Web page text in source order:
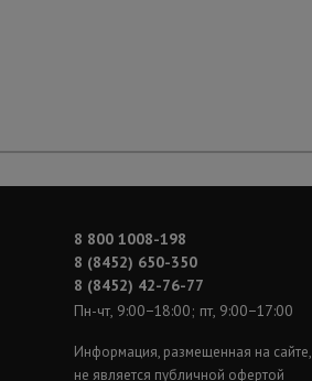
8 800 1008-198
8 (8452) 650-350
8 (8452) 42-76-77
Пн-чт, 9:00−18:00; пт, 9:00−17:00
Информация, размещенная на сайте,
не является публичной офертой